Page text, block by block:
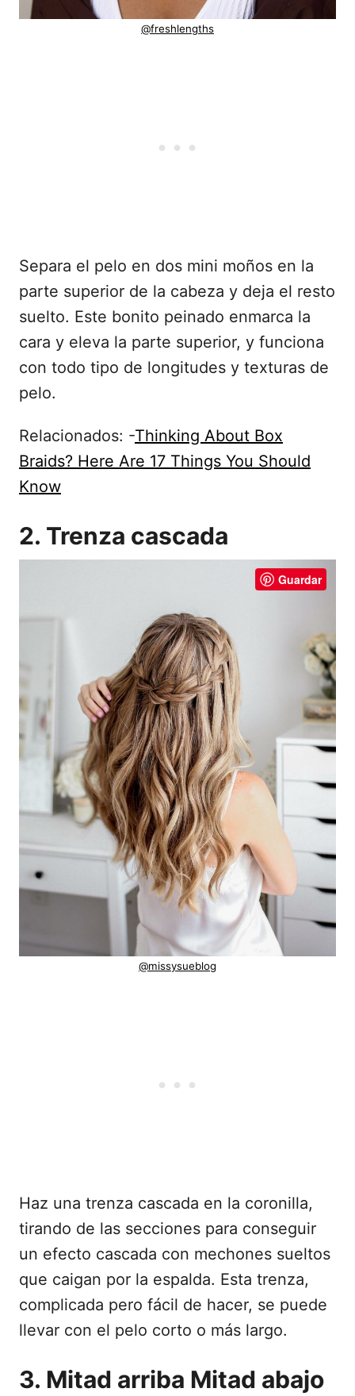
@freshlengths
Separa el pelo en dos mini moños en la
parte superior de la cabeza y deja el resto
suelto. Este bonito peinado enmarca la
cara y eleva la parte superior, y funciona
con todo tipo de longitudes y texturas de
pelo.
Relacionados: -Thinking About Box
Braids? Here Are 17 Things You Should
Know
2. Trenza cascada
Guardar
@missysueblog
Haz una trenza cascada en la coronilla,
tirando de las secciones para conseguir
un efecto cascada con mechones sueltos
que caigan por la espalda. Esta trenza,
complicada pero fácil de hacer, se puede
llevar con el pelo corto o más largo.
3. Mitad arriba Mitad abajo